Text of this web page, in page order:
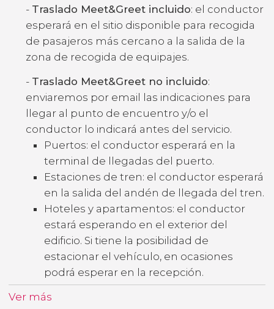
- Traslado Meet&Greet incluido: el conductor
esperará en el sitio disponible para recogida
de pasajeros más cercano a la salida de la
zona de recogida de equipajes.
- Traslado Meet&Greet no incluido:
enviaremos por email las indicaciones para
llegar al punto de encuentro y/o el
conductor lo indicará antes del servicio.
Puertos: el conductor esperará en la
terminal de llegadas del puerto.
Estaciones de tren: el conductor esperará
en la salida del andén de llegada del tren.
Hoteles y apartamentos: el conductor
estará esperando en el exterior del
edificio. Si tiene la posibilidad de
estacionar el vehículo, en ocasiones
podrá esperar en la recepción.
Ver más